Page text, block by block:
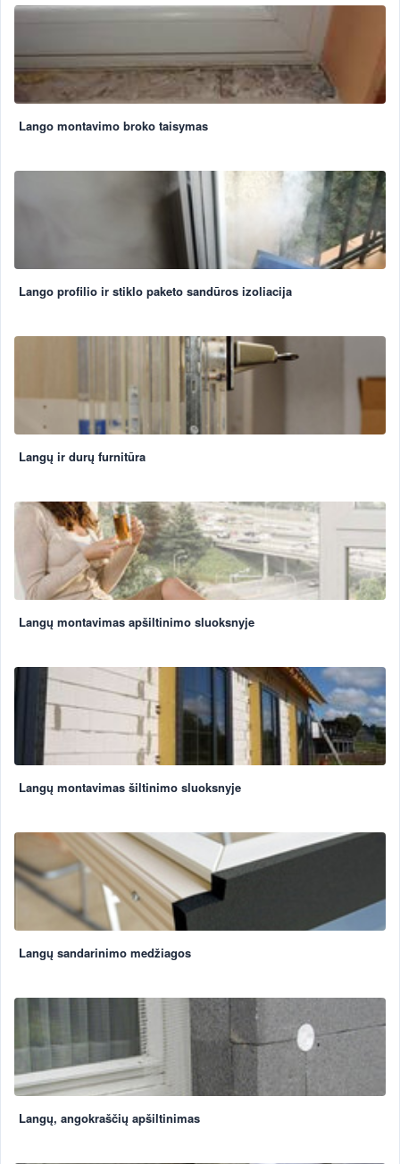
Lango montavimo broko taisymas
Lango profilio ir stiklo paketo sandūros izoliacija
Langų ir durų furnitūra
Langų montavimas apšiltinimo sluoksnyje
Langų montavimas šiltinimo sluoksnyje
Langų sandarinimo medžiagos
Langų, angokraščių apšiltinimas